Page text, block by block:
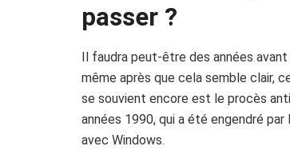
passer ?
Il faudra peut-être des années
même après que cela semble clair,
se souvient encore est le procès
années 1990, qui a été engendré
avec Windows.